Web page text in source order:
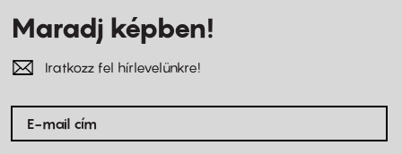
Maradj képben!
Iratkozz fel hírlevelünkre!